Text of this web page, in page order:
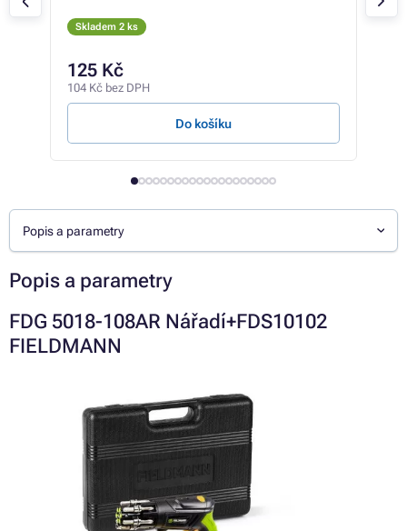
Skladem 2 ks
125 Kč
104 Kč bez DPH
Do košíku
Popis a parametry
Popis a parametry
FDG 5018-108AR Nářadí+FDS10102
FIELDMANN